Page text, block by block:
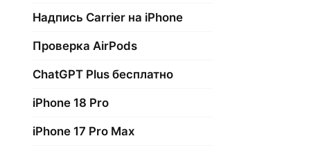
Надпись Carrier на iPhone
Проверка AirPods
ChatGPT Plus бесплатно
iPhone 18 Pro
iPhone 17 Pro Max